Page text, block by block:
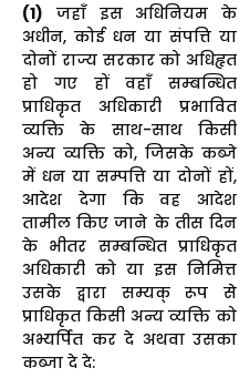
(1) जहाँ इस अधिनियम के
अधीन, कोई धन या संपत्ति या
दोनों राज्य सरकार को अधिहृत
हो गए हों वहाँ सम्बन्धित
प्राधिकृत अधिकारी प्रभावित
व्यक्ति के साथ-साथ किसी
अन्य व्यक्ति को, जिसके कब्जे
में धन या सम्पत्ति या दोनों हों,
आदेश देगा कि वह आदेश
तामील किए जाने के तीस दिन
के भीतर सम्बन्धित प्राधिकृत
अधिकारी को या इस निमित्त
उसके द्वारा सम्यक् रूप से
प्राधिकृत किसी अन्य व्यक्ति को
अभ्यर्पित कर दे अथवा उसका
कब्जा दे दे: